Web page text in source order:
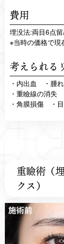
費用
埋没法:両目6点
※当時の価格で現
考えられる
・内出血 ・
・重瞼線の消
・角膜損傷 ・
重瞼術（
クス）